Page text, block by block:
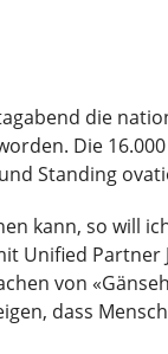
die
Die
Standing
kann, so will
Unified
von
dass